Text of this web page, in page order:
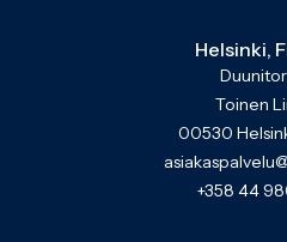
Helsinki,
Toinen
00530
+358 44